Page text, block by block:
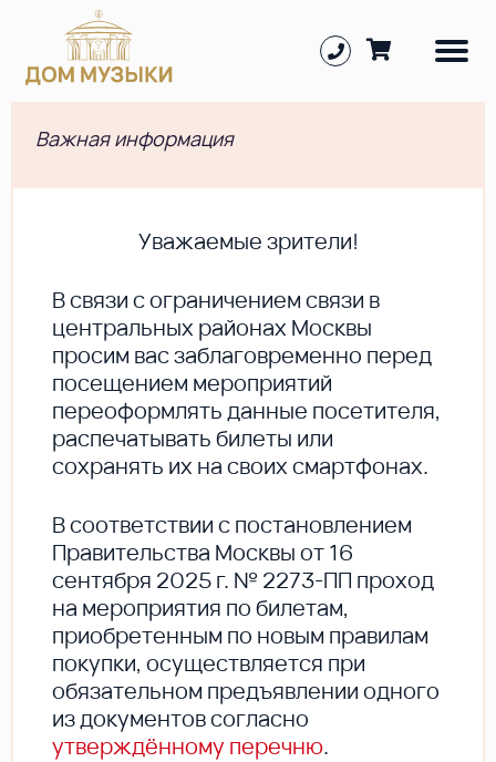
Важная информация
Уважаемые зрители!
В cвязи с ограничением связи в
центральных районах Москвы
просим вас заблаговременно перед
посещением мероприятий
переоформлять данные посетителя,
распечатывать билеты или
сохранять их на своих смартфонах.
В соответствии с постановлением
Правительства Москвы от 16
сентября 2025 г. № 2273-ПП проход
на мероприятия по билетам,
приобретенным по новым правилам
покупки, осуществляется при
обязательном предъявлении одного
из документов согласно
утверждённому перечню.